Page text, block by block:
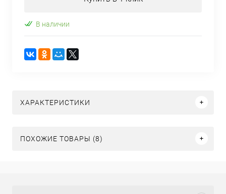
В наличии
ХАРАКТЕРИСТИКИ
ПОХОЖИЕ ТОВАРЫ (8)